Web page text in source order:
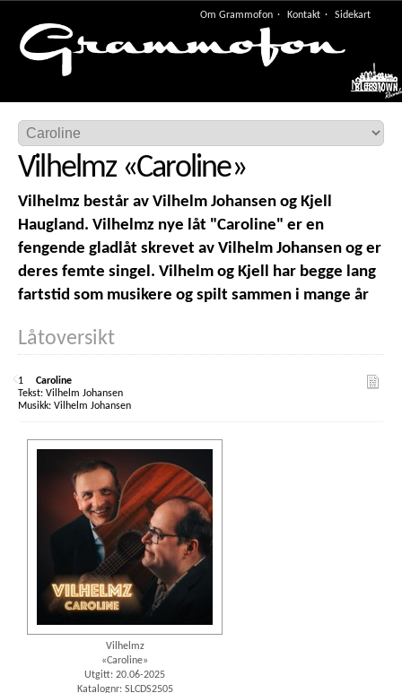
Om Grammofon Kontakt Sidekart
Meny
Vilhelmz«Caroline»
Vilhelmz består av Vilhelm Johansen og Kjell
Haugland. Vilhelmz nye låt "Caroline" er en
fengende gladlåt skrevet av Vilhelm Johansen og er
deres femte singel. Vilhelm og Kjell har begge lang
fartstid som musikere og spilt sammen i mange år
Låtoversikt
1
Caroline
Vilhelm Johansen
Vilhelm Johansen
Vilhelmz
«Caroline»
Utgitt: 20.06-2025
Katalognr: SLCDS2505